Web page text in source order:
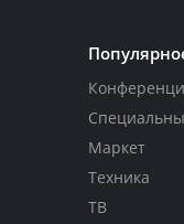
Маркет
Техника
ТВ